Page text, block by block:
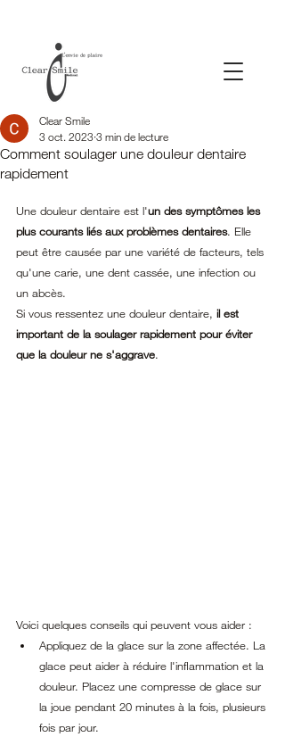
Comment soulager une douleur dentaire
rapidement
Clear Smile
3 oct. 20233 min de lecture
Une douleur dentaire est l'un des symptômes les
plus courants liés aux problèmes dentaires. Elle
peut être causée par une variété de facteurs, tels
qu'une carie, une dent cassée, une infection ou
un abcès.
Si vous ressentez une douleur dentaire, il est
important de la soulager rapidement pour éviter
que la douleur ne s'aggrave.
Voici quelques conseils qui peuvent vous aider :
Appliquez de la glace sur la zone affectée. La
glace peut aider à réduire l'inflammation et la
douleur. Placez une compresse de glace sur
la joue pendant 20 minutes à la fois, plusieurs
fois par jour.